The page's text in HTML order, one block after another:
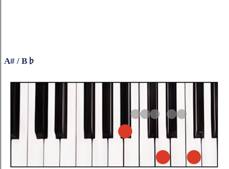
A# / B♭